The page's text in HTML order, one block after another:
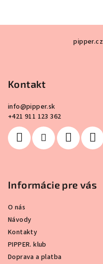
pipper.cz
Kontakt
info@pipper.sk
+421 911 123 362
Informácie pre vás
O nás
Návody
Kontakty
PIPPER. klub
Doprava a platba